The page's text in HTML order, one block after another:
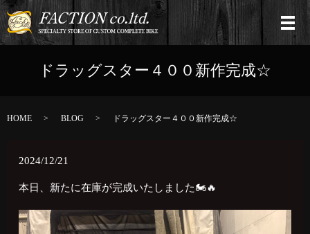
ドラッグスター４００新作完成☆
HOME BLOG ドラッグスター４００新作完成☆
2024/12/21
本日、新たに在庫が完成いたしました🏍🔥